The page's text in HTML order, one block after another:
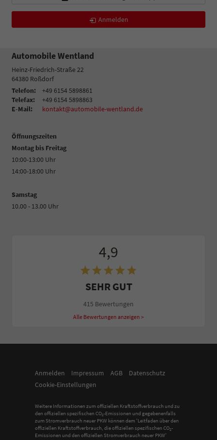
Anmelden
Automobile Wentland
Heinz-Friedrich-Straße 22
64380 Roßdorf
Telefon:
+49 6154 5898861
Telefax:
+49 6154 5898863
E-Mail:
kontakt@automobile-wentland.de
Öffnungszeiten
Montag bis Freitag
10:00-13:00 Uhr
14:00-18:00 Uhr
Samstag
10.00 - 13.00 Uhr
4,9
SEHR GUT
415 Bewertungen
Alle Bewertungen anzeigen >
Anmelden Impressum AGB
Datenschutz
Cookie-Einstellungen
Weitere Informationen zum offiziellen Kraftstoffverbrauch und zu
den offiziellen spezifischen CO2-Emissionen und gegebenenfalls
zum Stromverbrauch neuer PKW können dem 'Leitfaden über den
offiziellen Kraftstoffverbrauch, die offiziellen spezifischen CO2-
Emissionen und den offiziellen Stromverbrauch neuer PKW'